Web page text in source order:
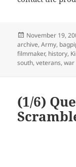
Posted
on
November 19,
archive,Army,
filmmaker, history,
south,veterans,war
(1/6)